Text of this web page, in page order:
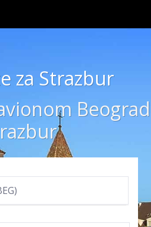
za Strazbur
Beograd